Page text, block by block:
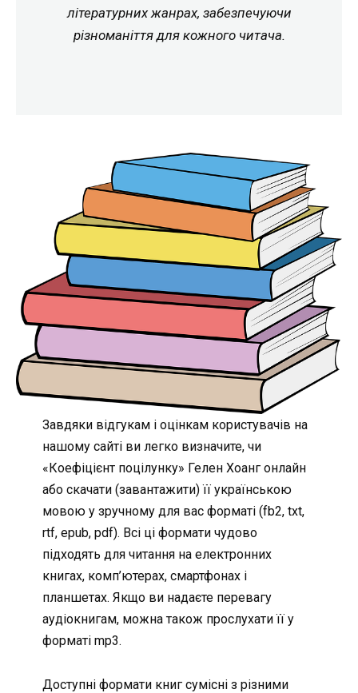
літературних жанрах, забезпечуючи
різноманіття для кожного читача.
Завдяки відгукам і оцінкам користувачів на
нашому сайті ви легко визначите, чи
«Коефіцієнт поцілунку» Гелен Хоанг онлайн
або скачати (завантажити) її українською
мовою у зручному для вас форматі (fb2, txt,
rtf, epub, pdf). Всі ці формати чудово
підходять для читання на електронних
книгах, комп’ютерах, смартфонах і
планшетах. Якщо ви надаєте перевагу
аудіокнигам, можна також прослухати її у
форматі mp3.
Доступні формати книг сумісні з різними